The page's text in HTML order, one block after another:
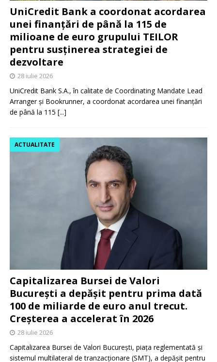
UniCredit Bank a coordonat acordarea
unei finanțări de până la 115 de
milioane de euro grupului TEILOR
pentru susținerea strategiei de
dezvoltare
28 iulie 2026
UniCredit Bank S.A., în calitate de Coordinating Mandate Lead
Arranger și Bookrunner, a coordonat acordarea unei finanțări
de până la 115 [...]
Capitalizarea Bursei de Valori
București a depășit pentru prima dată
100 de miliarde de euro anul trecut.
Creșterea a accelerat în 2026
ACTUALITATE
28 iulie 2026
Capitalizarea Bursei de Valori București, piața reglementată și
sistemul multilateral de tranzacționare (SMT), a depășit pentru